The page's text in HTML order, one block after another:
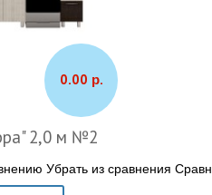
0.00 р.
2,0 м №2
Убрать из сравнения